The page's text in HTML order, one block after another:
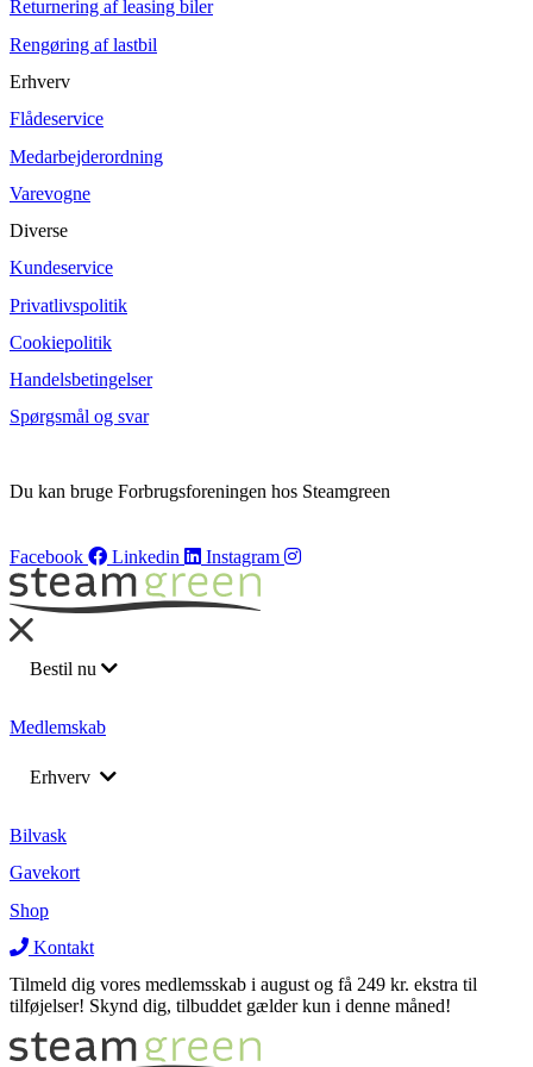
Returnering af leasing biler
Rengøring af lastbil
Erhverv
Flådeservice
Medarbejderordning
Varevogne
Diverse
Kundeservice
Privatlivspolitik
Cookiepolitik
Handelsbetingelser
Spørgsmål og svar
Du kan bruge Forbrugsforeningen hos Steamgreen
Facebook Linkedin Instagram
Bestil nu
Returnering af leasing biler
Rengøring af lastbil
Medlemskab
Erhverv
Varevogne
Bilvask
Gavekort
Shop
Kontakt
Tilmeld dig vores medlemsskab i august og få 249 kr. ekstra til
tilføjelser! Skynd dig, tilbuddet gælder kun i denne måned!